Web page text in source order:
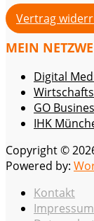
Vertrag
MEIN
Digital
GO
IHK
Copyright ©
Powered by:
Kontakt
Impressum